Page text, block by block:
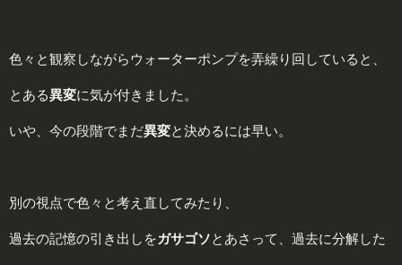
色々と観察しながらウォーターポンプを弄繰り回していると、
とある異変に気が付きました。
いや、今の段階でまだ異変と決めるには早い。
別の視点で色々と考え直してみたり、
過去の記憶の引き出しをガサゴソとあさって、過去に分解した